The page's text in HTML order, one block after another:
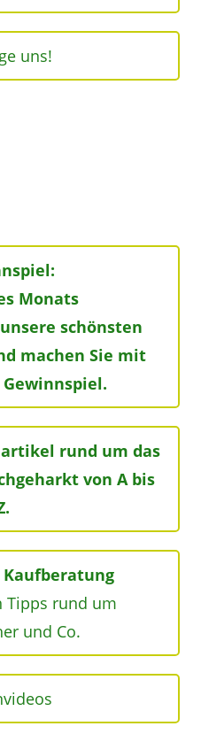
uns!
Monats
schönsten
machen Sie mit
rund um das
von A bis
Tipps rund um
und Co.